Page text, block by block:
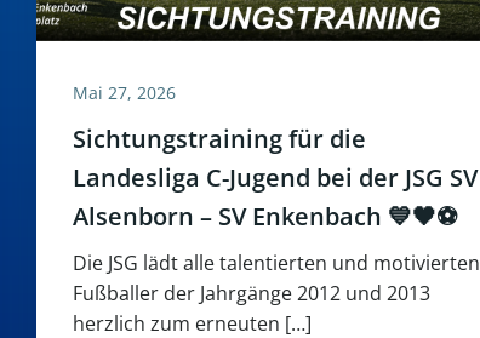
Mai 27, 2026
Sichtungstraining für die
Landesliga C-Jugend bei der JSG SV
Alsenborn – SV Enkenbach 💙🖤⚽
Die JSG lädt alle talentierten und motivierten
Fußballer der Jahrgänge 2012 und 2013
herzlich zum erneuten […]